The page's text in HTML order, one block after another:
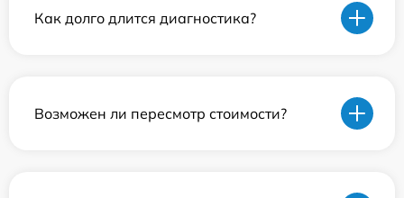
Как долго длится диагностика?
Возможен ли пересмотр стоимости?